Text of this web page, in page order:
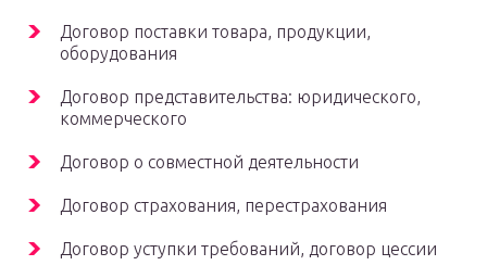
Договор поставки товара, продукции,
оборудования
Договор представительства: юридического,
коммерческого
Договор о совместной деятельности
Договор страхования, перестрахования
Договор уступки требований, договор цессии